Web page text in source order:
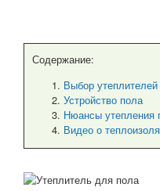
Содержание:
Выбор утеплителей
Устройство пола
Нюансы утепления
Видео о